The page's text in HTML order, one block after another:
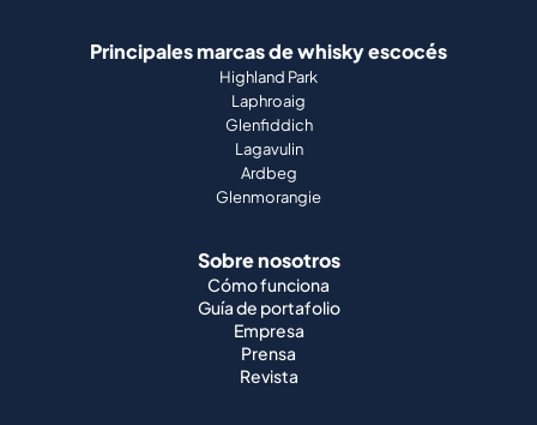
Principales marcas de whisky escocés
Highland Park
Laphroaig
Glenfiddich
Lagavulin
Ardbeg
Glenmorangie
Sobre nosotros
Cómo funciona
Guía de portafolio
Empresa
Prensa
Revista